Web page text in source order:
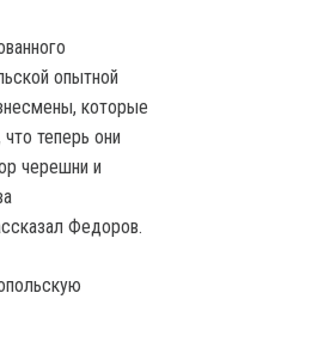
опытной
которые
теперь они
черешни и
Федоров.